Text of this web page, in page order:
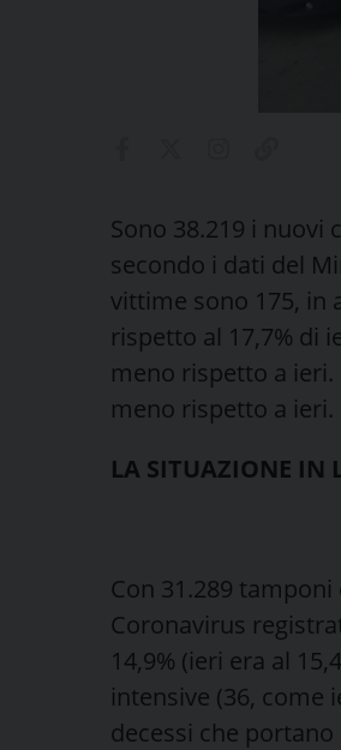
Sono 38.219 i nuovi
secondo i dati del
vittime sono 175, in
rispetto al 17,7% di
meno rispetto a
meno rispetto a ieri.
LA SITUAZIONE IN
Con 31.289
Coronavirus
14,9% (ieri era al
intensive (36, come
decessi che